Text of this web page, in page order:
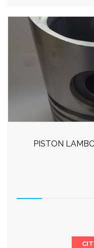
PISTON